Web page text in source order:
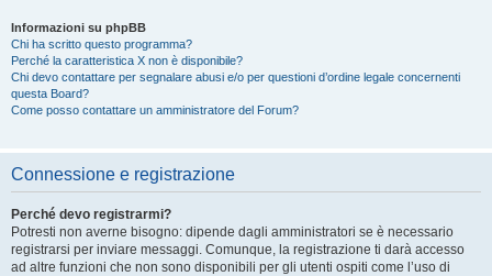
Informazioni su phpBB
Chi ha scritto questo programma?
Perché la caratteristica X non è disponibile?
Chi devo contattare per segnalare abusi e/o per questioni d’ordine legale concernenti
questa Board?
Come posso contattare un amministratore del Forum?
Connessione e registrazione
Perché devo registrarmi?
Potresti non averne bisogno: dipende dagli amministratori se è necessario
registrarsi per inviare messaggi. Comunque, la registrazione ti darà accesso
ad altre funzioni che non sono disponibili per gli utenti ospiti come l’uso di